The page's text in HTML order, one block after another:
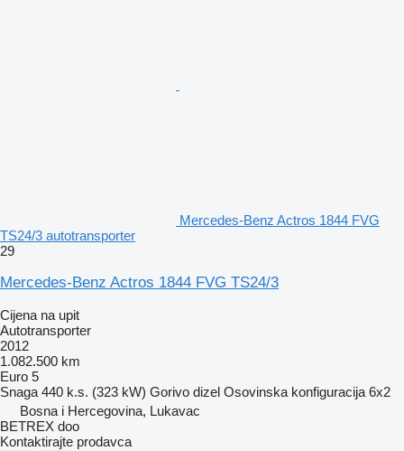
Mercedes-Benz Actros 1844 FVG
TS24/3 autotransporter
29
Mercedes-Benz Actros 1844 FVG TS24/3
Cijena na upit
Autotransporter
2012
1.082.500 km
Euro 5
Snaga 440 k.s. (323 kW) Gorivo dizel Osovinska konfiguracija 6x2
Bosna i Hercegovina, Lukavac
BETREX doo
Kontaktirajte prodavca